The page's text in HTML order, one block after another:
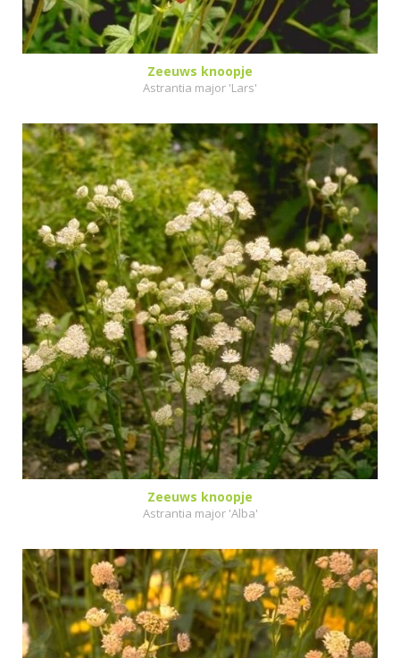
Zeeuws knoopje
Astrantia major 'Lars'
Zeeuws knoopje
Astrantia major 'Alba'